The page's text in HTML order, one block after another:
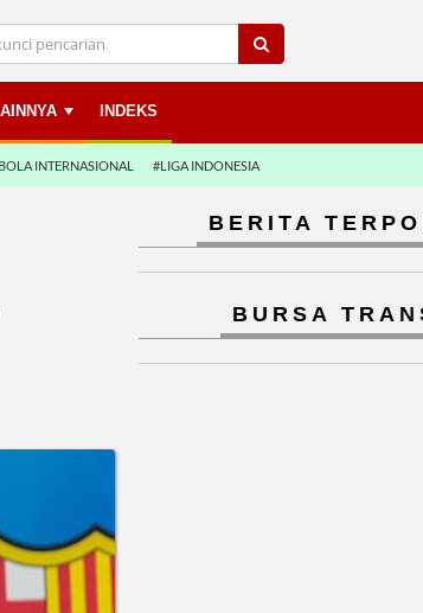
INDEKS
INTERNASIONAL #LIGA INDONESIA
BERITA
BURSA